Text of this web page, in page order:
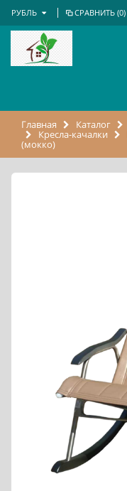
РУБЛЬ СРАВНИТЬ (0)
Главная Каталог
Кресла-качалки
(мокко)